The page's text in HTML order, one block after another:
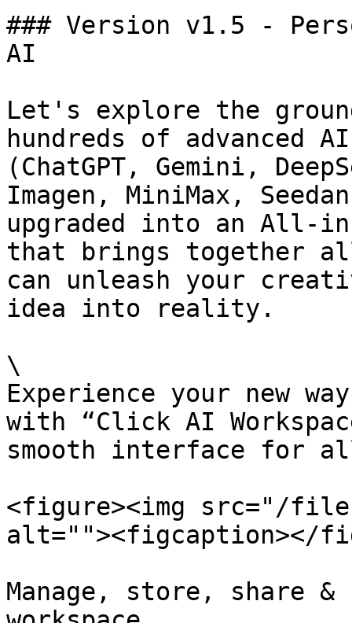
### Version v1.5 -
AI
Let's explore the
hundreds of advanced
(ChatGPT, Gemini,
Imagen, MiniMax,
upgraded into an All-
that brings together
can unleash your
idea into reality.
\
Experience your new
with “Click AI
smooth interface for
<figure><img src="/
alt=""><figcaption></
Manage, store, share